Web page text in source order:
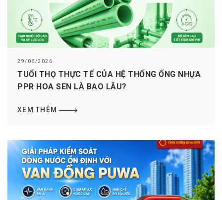
29/06/2026
TUỔI THỌ THỰC TẾ CỦA HỆ THỐNG ỐNG NHỰA
PPR HOA SEN LÀ BAO LÂU?
XEM THÊM